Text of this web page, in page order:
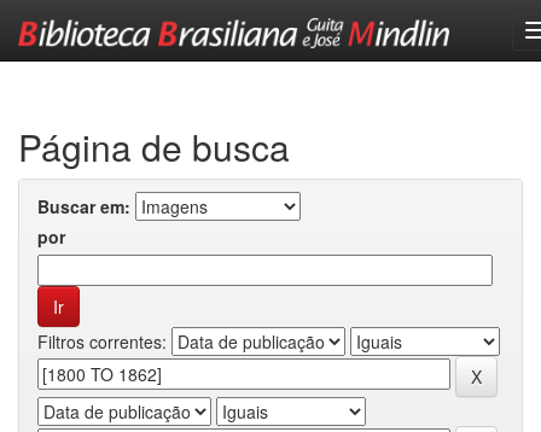
Página de busca
Buscar em:
por
Filtros correntes: